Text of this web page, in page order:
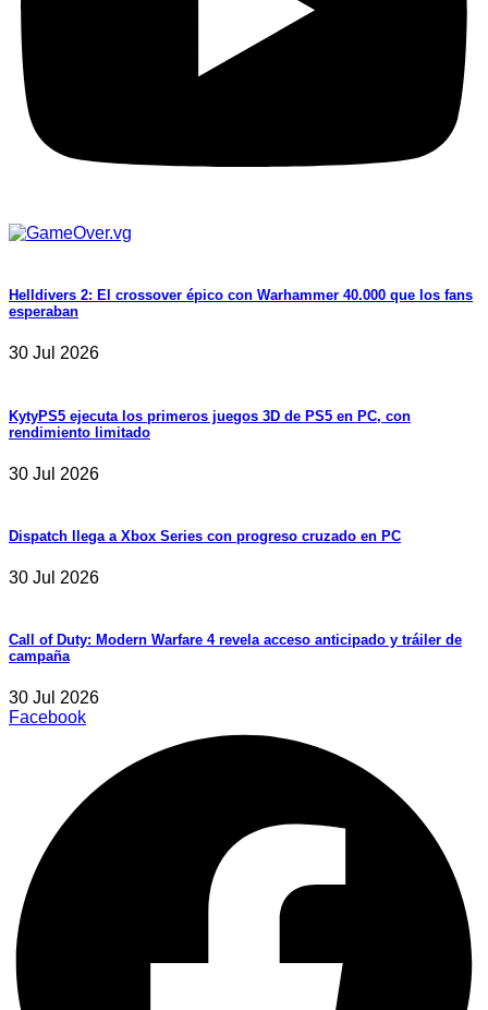
Helldivers 2: El crossover épico con Warhammer 40.000 que los fans
esperaban
30 Jul 2026
KytyPS5 ejecuta los primeros juegos 3D de PS5 en PC, con
rendimiento limitado
30 Jul 2026
Dispatch llega a Xbox Series con progreso cruzado en PC
30 Jul 2026
Call of Duty: Modern Warfare 4 revela acceso anticipado y tráiler de
campaña
30 Jul 2026
Facebook